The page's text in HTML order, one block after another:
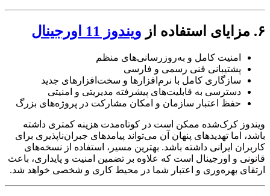
۶. مزایای استفاده از ویندوز 11 اورجینال
امنیت کامل و به‌روزرسانی‌های منظم
پشتیبانی فنی رسمی و فارسی
سازگاری کامل با نرم‌افزارها و سخت‌افزارهای جدید
دسترسی به قابلیت‌های پیشرفته مدیریتی و امنیتی
حفظ اعتبار سازمان و امکان مشارکت در پروژه‌های بزرگ
ویندوز کرک‌شده ممکن است در کوتاه‌مدت هزینه کمتری داشته
باشد، اما تهدیدهای پنهان آن می‌تواند پیامدهای جبران‌ناپذیری برای
کاربران ایرانی داشته باشد. بهترین مسیر، استفاده از نسخه‌های
قانونی و اورجینال است که علاوه بر تضمین امنیت و پایداری، باعث
ارتقای بهره‌وری و اعتبار شما در محیط کاری و شخصی خواهد شد.